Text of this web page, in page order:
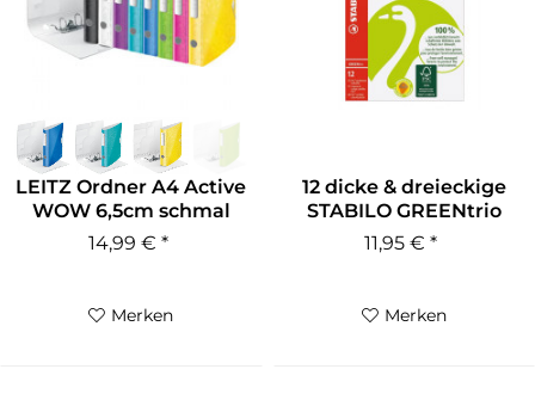
LEITZ Ordner A4 Active
WOW 6,5cm schmal
versch....
14,99 € *
Merken
12 dicke & dreieckige
STABILO GREENtrio
Buntstifte
11,95 € *
Merken